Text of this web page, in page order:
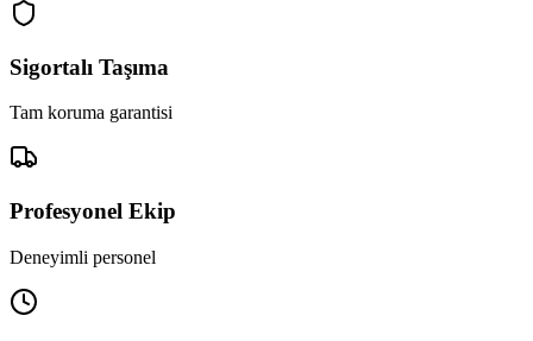
Sigortalı Taşıma
Tam koruma garantisi
Profesyonel Ekip
Deneyimli personel